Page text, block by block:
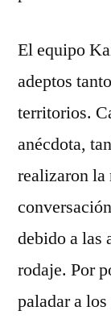
El equipo
adeptos
territorios.
anécdota,
realizaron la
debido a las
rodaje. Por
paladar a